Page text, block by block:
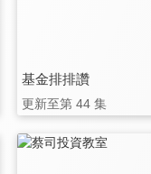
基金排排讚
更新至第 44 集